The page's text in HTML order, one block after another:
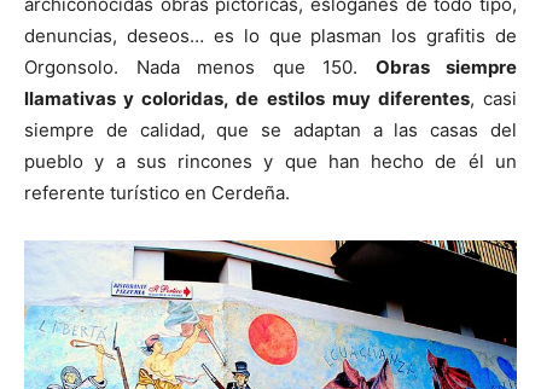
denuncias, deseos… es lo que plasman los grafitis de
Orgonsolo. Nada menos que 150. Obras siempre
llamativas y coloridas, de estilos muy diferentes, casi
siempre de calidad, que se adaptan a las casas del
pueblo y a sus rincones y que han hecho de él un
referente turístico en Cerdeña.